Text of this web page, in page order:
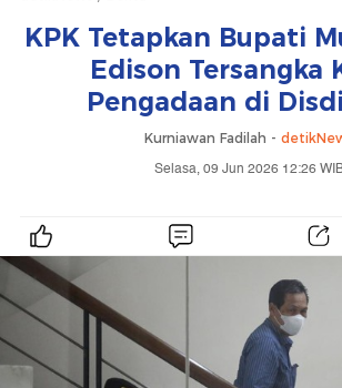
KPK Tetapkan Bupati
Edison Tersangka
Pengadaan di
Kurniawan Fadilah -
Selasa, 09 Jun 2026 12:26